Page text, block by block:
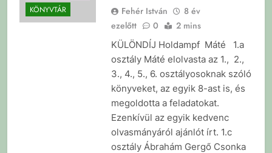
KÖNYVTÁR
Fehér István
8 év
ezelőtt
0 2 mins
KÜLÖNDÍJ Holdampf Máté 1.a
osztály Máté elolvasta az 1., 2.,
3., 4., 5., 6. osztályosoknak szóló
könyveket, az egyik 8-ast is, és
megoldotta a feladatokat.
Ezenkívül az egyik kedvenc
olvasmányáról ajánlót írt. 1.c
osztály Ábrahám Gergő Csonka